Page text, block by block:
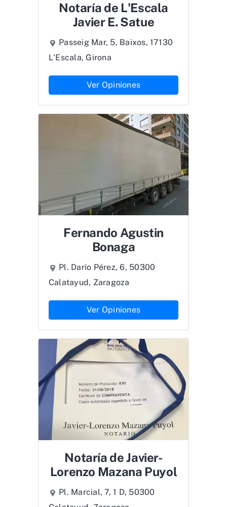
Notaría de L'Escala
Javier E. Satue
Passeig Mar, 5, Baixos, 17130
L'Escala, Girona
Ver Opiniones
Fernando Agustin
Bonaga
Pl. Darío Pérez, 6, 50300
Calatayud, Zaragoza
Ver Opiniones
Notaría de Javier-
Lorenzo Mazana Puyol
Pl. Marcial, 7, 1 D, 50300